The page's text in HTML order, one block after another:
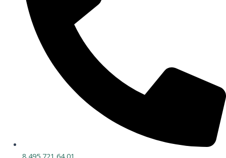
8 495 721 64 01